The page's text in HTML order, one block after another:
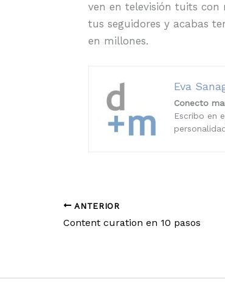
ven en televisión tuits con
tus seguidores y acabas
en millones.
Eva
Conecto
Escribo en
ANTERIOR
Content curation en 10 pasos